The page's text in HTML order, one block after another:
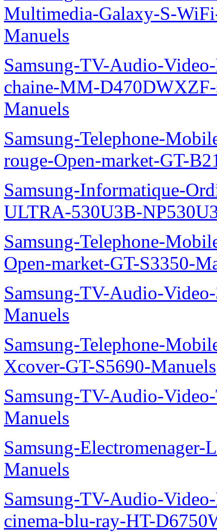
Multimedia-Galaxy-S-
Manuels
Samsung-TV-Audio-
chaine-MM-
Manuels
Samsung-Telephone-
rouge-Open-market-GT-
Samsung-Informatique-
ULTRA-530U3B-
Samsung-Telephone-
Open-market-GT-S3350-
Samsung-TV-Audio-
Manuels
Samsung-Telephone-
Xcover-GT-S5690-Manuels
Samsung-TV-Audio-
Manuels
Samsung-
Manuels
Samsung-TV-Audio-
cinema-blu-ray-HT-